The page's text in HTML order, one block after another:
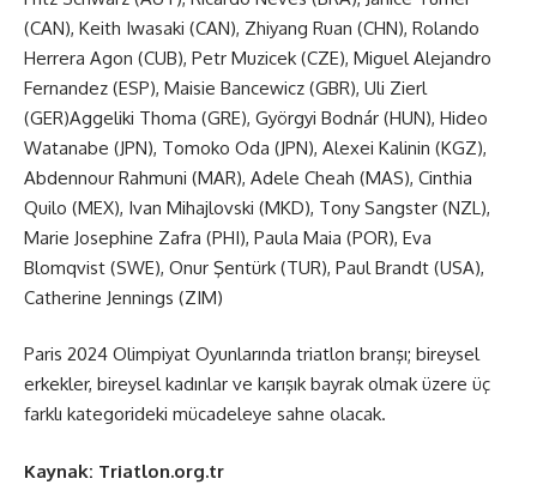
(CAN), Keith Iwasaki (CAN), Zhiyang Ruan (CHN), Rolando
Herrera Agon (CUB), Petr Muzicek (CZE), Miguel Alejandro
Fernandez (ESP), Maisie Bancewicz (GBR), Uli Zierl
(GER)Aggeliki Thoma (GRE), Györgyi Bodnár (HUN), Hideo
Watanabe (JPN), Tomoko Oda (JPN), Alexei Kalinin (KGZ),
Abdennour Rahmuni (MAR), Adele Cheah (MAS), Cinthia
Quilo (MEX), Ivan Mihajlovski (MKD), Tony Sangster (NZL),
Marie Josephine Zafra (PHI), Paula Maia (POR), Eva
Blomqvist (SWE), Onur Şentürk (TUR), Paul Brandt (USA),
Catherine Jennings (ZIM)
Paris 2024 Olimpiyat Oyunlarında triatlon branşı; bireysel
erkekler, bireysel kadınlar ve karışık bayrak olmak üzere üç
farklı kategorideki mücadeleye sahne olacak.
Kaynak: Triatlon.org.tr